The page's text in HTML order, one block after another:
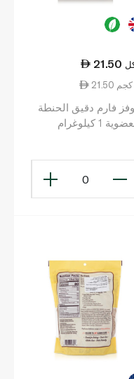
21.50
فارم دقيق الحنطة
1 كيلوغرام
0